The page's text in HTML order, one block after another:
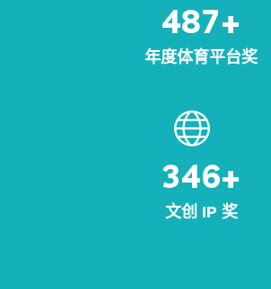
487+
年度体育平台奖
346+
文创 IP 奖